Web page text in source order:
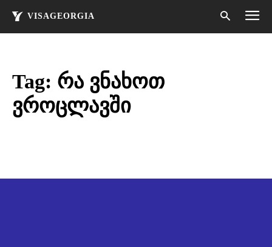
VISAGEORGIA
Tag: რა ვნახოთ
ვროცლავში